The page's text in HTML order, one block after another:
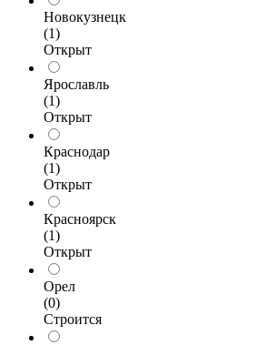
Новокузнецк
(1)
Открыт
Ярославль
(1)
Открыт
Краснодар
(1)
Открыт
Красноярск
(1)
Открыт
Орел
(0)
Строится